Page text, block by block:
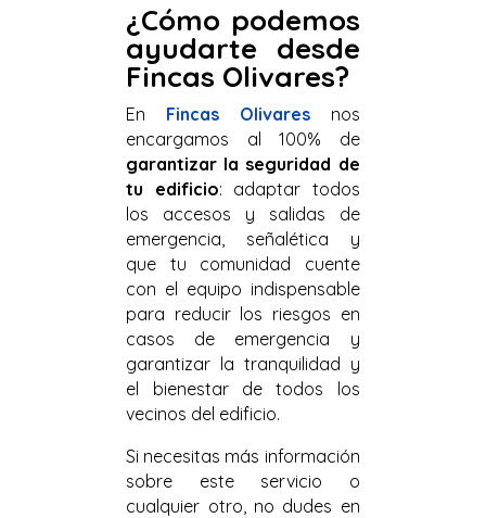
¿Cómo podemos
ayudarte desde
Fincas Olivares?
En Fincas Olivaresnos
encargamos al 100% de
garantizar la seguridad de
tu edificio: adaptar todos
los accesos y salidas de
emergencia, señalética y
que tu comunidad cuente
con el equipo indispensable
para reducir los riesgos en
casos de emergencia y
garantizar la tranquilidad y
el bienestar de todos los
vecinos del edificio.
Si necesitas más información
sobre este servicio o
cualquier otro, no dudes en